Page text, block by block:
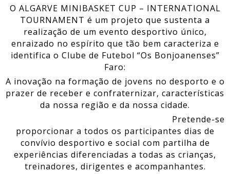
O ALGARVE MINIBASKET CUP – INTERNATIONAL
TOURNAMENT é um projeto que sustenta a
realização de um evento desportivo único,
enraizado no espírito que tão bem caracteriza e
identifica o Clube de Futebol “Os Bonjoanenses”
Faro:
A inovação na formação de jovens no desporto e o
prazer de receber e confraternizar, características
da nossa região e da nossa cidade.
Pretende-se
proporcionar a todos os participantes dias de
convívio desportivo e social com partilha de
experiências diferenciadas a todas as crianças,
treinadores, dirigentes e acompanhantes.